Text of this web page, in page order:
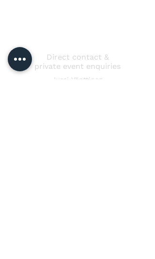
Direct contact &
private event enquiries
Jussi Vänttinen